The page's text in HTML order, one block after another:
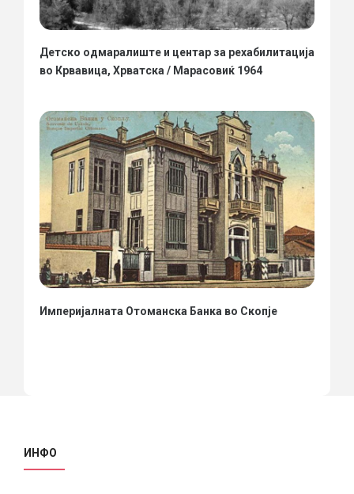
Детско одмаралиште и центар за рехабилитација
во Крвавица, Хрватска / Марасовиќ 1964
Империјалната Отоманска Банка во Скопје
ИНФО